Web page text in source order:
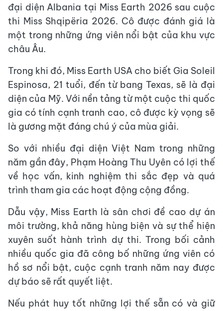
đại diện Albania tại Miss Earth 2026 sau cuộc
thi Miss Shqipëria 2026. Cô được đánh giá là
một trong những ứng viên nổi bật của khu vực
châu Âu.
Trong khi đó, Miss Earth USA cho biết Gia Soleil
Espinosa, 21 tuổi, đến từ bang Texas, sẽ là đại
diện của Mỹ. Với nền tảng từ một cuộc thi quốc
gia có tính cạnh tranh cao, cô được kỳ vọng sẽ
là gương mặt đáng chú ý của mùa giải.
So với nhiều đại diện Việt Nam trong những
năm gần đây, Phạm Hoàng Thu Uyên có lợi thế
về học vấn, kinh nghiệm thi sắc đẹp và quá
trình tham gia các hoạt động cộng đồng.
Dẫu vậy, Miss Earth là sân chơi đề cao dự án
môi trường, khả năng hùng biện và sự thể hiện
xuyên suốt hành trình dự thi. Trong bối cảnh
nhiều quốc gia đã công bố những ứng viên có
hồ sơ nổi bật, cuộc cạnh tranh năm nay được
dự báo sẽ rất quyết liệt.
Nếu phát huy tốt những lợi thế sẵn có và giữ